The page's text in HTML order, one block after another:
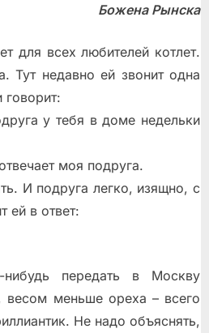
Божена Рынска
для всех любителей котлет.
Тут недавно ей звонит одна
говорит:
у тебя в доме недельки
моя подруга.
И подруга легко, изящно, с
ей в ответ:
передать в Москву
весом меньше ореха – всего
Не надо объяснять,